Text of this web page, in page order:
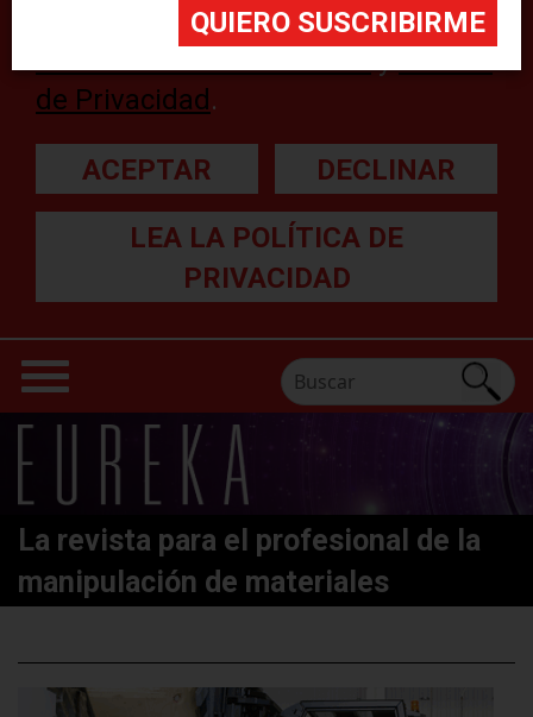
información, lea nuestra
de Privacidad .
ACEPTAR DECLINAR
LEA LA POLÍTICA DE
PRIVACIDAD
La revista para el profesional de la
manipulación de materiales